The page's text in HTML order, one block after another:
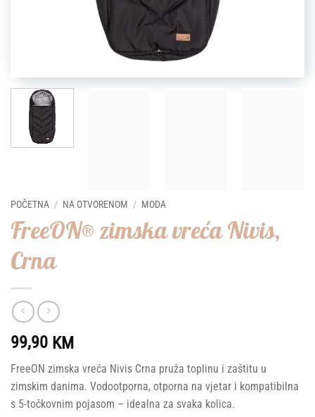
POČETNA / NA OTVORENOM / MODA
FreeON® zimska vreća Nivis,
Crna
99,90 KM
FreeON zimska vreća Nivis Crna pruža toplinu i zaštitu u
zimskim danima. Vodootporna, otporna na vjetar i kompatibilna
s 5-točkovnim pojasom – idealna za svaka kolica.